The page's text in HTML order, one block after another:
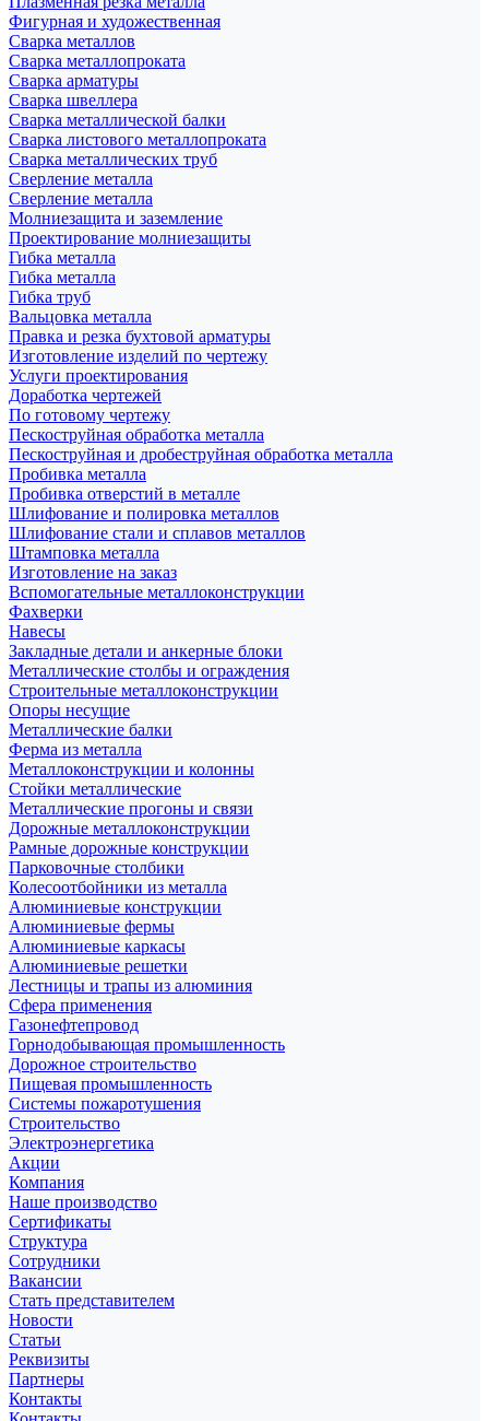
Фигурная и художественная
Сварка металлов
Сварка металлопроката
Сварка арматуры
Сварка швеллера
Сварка металлической балки
Сварка листового металлопроката
Сварка металлических труб
Сверление металла
Сверление металла
Молниезащита и заземление
Проектирование молниезащиты
Гибка металла
Гибка металла
Гибка труб
Вальцовка металла
Правка и резка бухтовой арматуры
Изготовление изделий по чертежу
Услуги проектирования
Доработка чертежей
По готовому чертежу
Пескоструйная обработка металла
Пескоструйная и дробеструйная обработка металла
Пробивка металла
Пробивка отверстий в металле
Шлифование и полировка металлов
Шлифование стали и сплавов металлов
Штамповка металла
Изготовление на заказ
Вспомогательные металлоконструкции
Фахверки
Навесы
Закладные детали и анкерные блоки
Металлические столбы и ограждения
Строительные металлоконструкции
Опоры несущие
Металлические балки
Ферма из металла
Металлоконструкции и колонны
Стойки металлические
Металлические прогоны и связи
Дорожные металлоконструкции
Рамные дорожные конструкции
Парковочные столбики
Колесоотбойники из металла
Алюминиевые конструкции
Алюминиевые фермы
Алюминиевые каркасы
Алюминиевые решетки
Лестницы и трапы из алюминия
Сфера применения
Газонефтепровод
Горнодобывающая промышленность
Дорожное строительство
Пищевая промышленность
Системы пожаротушения
Строительство
Электроэнергетика
Акции
Компания
Наше производство
Сертификаты
Структура
Сотрудники
Вакансии
Стать представителем
Новости
Статьи
Реквизиты
Партнеры
Контакты